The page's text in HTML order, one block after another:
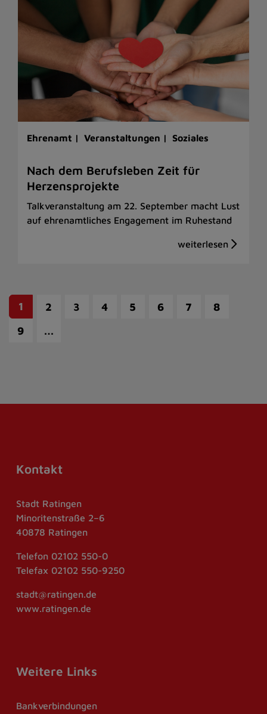
Ehrenamt | Veranstaltungen | Soziales
Nach dem Berufsleben Zeit für
Herzensprojekte
Talkveranstaltung am 22. September macht Lust
auf ehrenamtliches Engagement im Ruhestand
1 2 3 4 5 6 7
8
9
…
Kontakt
Stadt Ratingen
Minoritenstraße 2–6
40878 Ratingen
Telefon 02102 550-0
Telefax 02102 550-9250
stadt@ratingen.de
www.ratingen.de
Weitere Links
Bankverbindungen